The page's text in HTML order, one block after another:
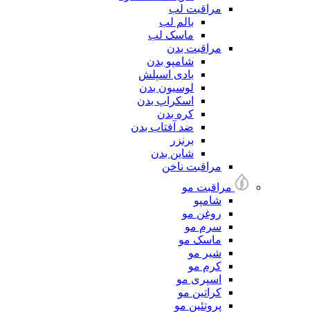
مراقبت لب
بالم لب
ماسک لب
مراقبت بدن
شامپو بدن
بادی اسپلش
لوسیون بدن
اسکراپ بدن
کره بدن
ضد آفتاب بدن
برنزر
شاین بدن
مراقبت ناخن
مراقبت مو
شامپو
روغن مو
سرم مو
ماسک مو
شیر مو
کرم مو
اسپری مو
کراتین مو
پروتئین مو